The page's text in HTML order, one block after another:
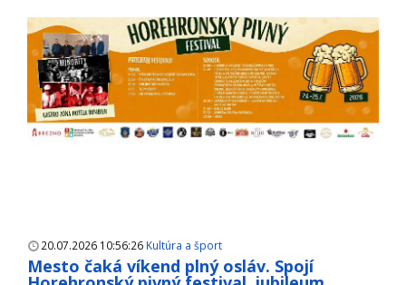
20.07.2026 10:56:26 Kultúra a šport
Mesto čaká víkend plný osláv. Spojí